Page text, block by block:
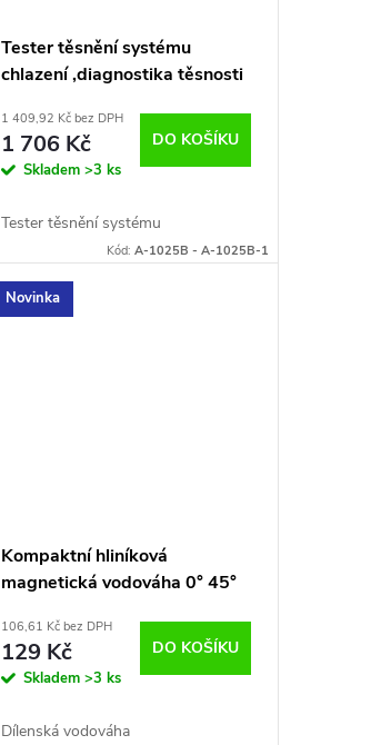
Tester těsnění systému
chlazení ,diagnostika těsnosti
1 409,92 Kč bez DPH
1 706 Kč
Skladem >3 ks
DO KOŠÍKU
Tester těsnění systému
Kód: A-1025B - A-1025B-1
Novinka
Kompaktní hliníková
magnetická vodováha 0° 45°
106,61 Kč bez DPH
129 Kč
Skladem >3 ks
DO KOŠÍKU
Dílenská vodováha